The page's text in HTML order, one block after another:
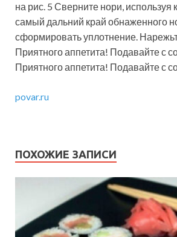
на рис. 5 Сверните нори, используя
самый дальний край обнаженного
сформировать уплотнение.
Приятного аппетита! Подавайте с
Приятного аппетита! Подавайте с
povar.ru
ПОХОЖИЕ ЗАПИСИ